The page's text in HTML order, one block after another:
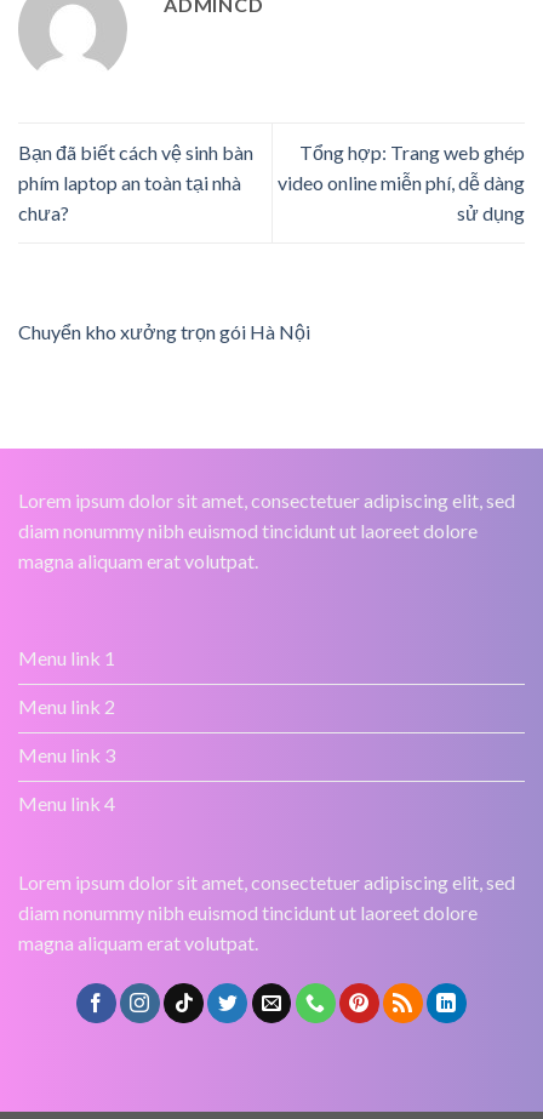
Bạn đã biết cách vệ sinh bàn
phím laptop an toàn tại nhà
chưa?
Tổng hợp: Trang web ghép
video online miễn phí, dễ dàng
sử dụng
Chuyển kho xưởng trọn gói Hà Nội
Lorem ipsum dolor sit amet, consectetuer adipiscing elit, sed
diam nonummy nibh euismod tincidunt ut laoreet dolore
magna aliquam erat volutpat.
Menu link 1
Menu link 2
Menu link 3
Menu link 4
Lorem ipsum dolor sit amet, consectetuer adipiscing elit, sed
diam nonummy nibh euismod tincidunt ut laoreet dolore
magna aliquam erat volutpat.